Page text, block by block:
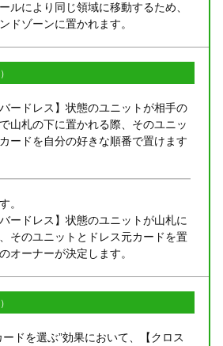
ルにより同じ領域に移動するため、
ドゾーンに置かれます。
バードレス】状態のユニットが相手の
山札の下に置かれる際、そのユニッ
ードを自分の好きな順番で置けます
。
バードレス】状態のユニットが山札に
そのユニットとドレス元カードを置
オーナーが決定します。
ードを選ぶ”効果において、【クロス